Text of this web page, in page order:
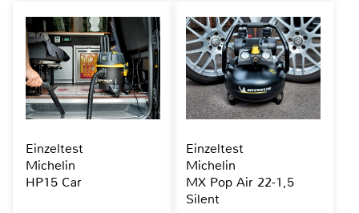
Einzeltest
Michelin
HP15 Car
Einzeltest
Michelin
MX Pop Air 22-1,5
Silent